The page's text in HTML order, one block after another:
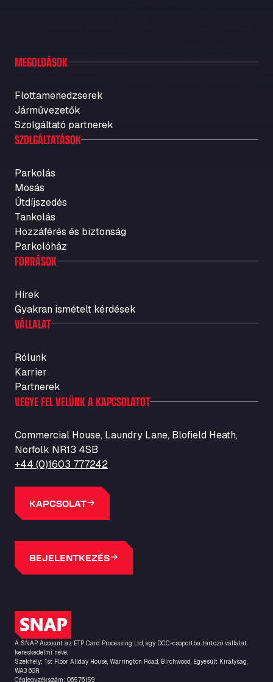
MEGOLDÁSOK
Flottamenedzserek
Járművezetők
Szolgáltató partnerek
SZOLGÁLTATÁSOK
Parkolás
Mosás
Útdíjszedés
Tankolás
Hozzáférés és biztonság
Parkolóház
FORRÁSOK
Hírek
Gyakran ismételt kérdések
VÁLLALAT
Rólunk
Karrier
Partnerek
VEGYE FEL VELÜNK A KAPCSOLATOT
Commercial House, Laundry Lane, Blofield Heath,
Norfolk NR13 4SB
+44 (0)1603 777242
KAPCSOLAT
BEJELENTKEZÉS
SNAP logó
A SNAP Account az ETP Card Processing Ltd, egy DCC-csoportba tartozó vállalat
kereskedelmi neve.
Székhely: 1st Floor Allday House, Warrington Road, Birchwood, Egyesült Királyság,
WA3 6GR.
Cégjegyzékszám: 06576159